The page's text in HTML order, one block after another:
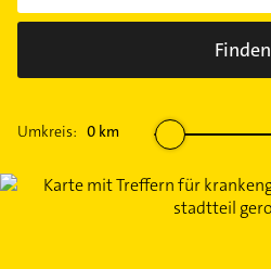
Finden
Umkreis: 0 km